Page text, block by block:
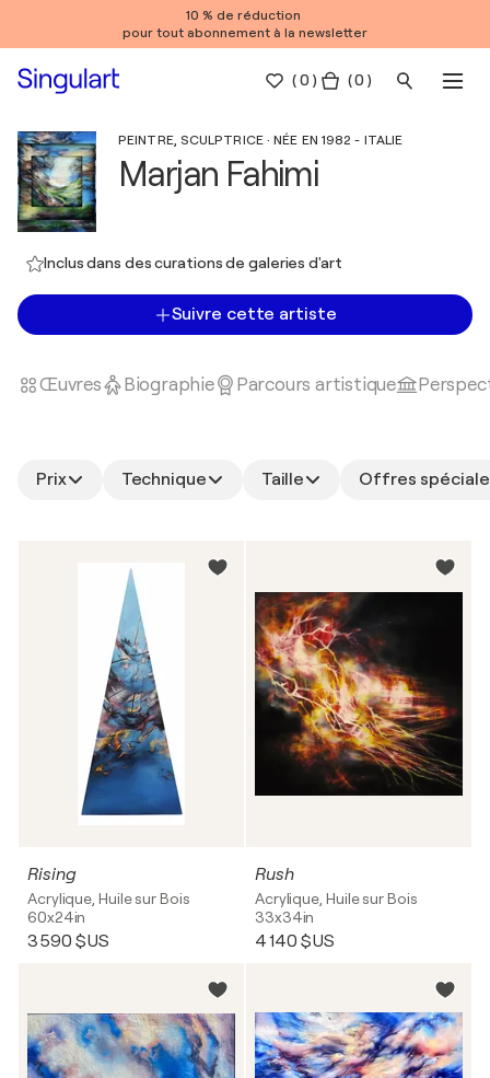
10 % de réduction
pour tout abonnement à la newsletter
(0 ) ( 0 )
PEINTRE, SCULPTRICE · NÉE EN 1982 - ITALIE
Marjan Fahimi
Inclus dans des curations de galeries d'art
Suivre cette artiste
Œuvres Biographie Parcours artistique
Prix Technique Taille Offres
Rising
Acrylique, Huile sur Bois
60x24in
3 590 $US
Rush
Acrylique, Huile sur Bois
33x34in
4 140 $US